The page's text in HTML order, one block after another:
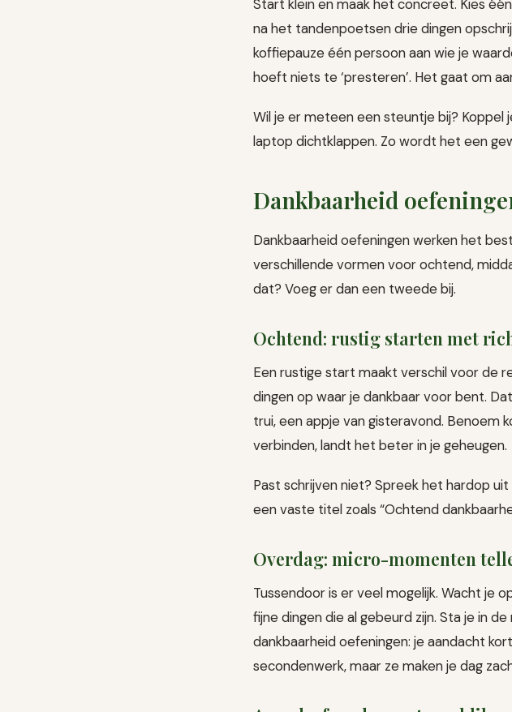
Start klein en maak het concreet. Kies
na het tandenpoetsen drie dingen
koffiepauze één persoon aan wie je
hoeft niets te ‘presteren’. Het gaat om
Wil je er meteen een steuntje bij? Koppel
laptop dichtklappen. Zo wordt het een
Dankbaarheid
Dankbaarheid oefeningen werken het
verschillende vormen voor ochtend,
dat? Voeg er dan een tweede bij.
Ochtend: rustig starten met
Een rustige start maakt verschil voor de
dingen op waar je dankbaar voor bent.
trui, een appje van gisteravond. Benoem
verbinden, landt het beter in je geheugen.
Past schrijven niet? Spreek het hardop
een vaste titel zoals “Ochtend
Overdag: micro-momenten
Tussendoor is er veel mogelijk. Wacht je
fijne dingen die al gebeurd zijn. Sta je in
dankbaarheid oefeningen: je aandacht
secondenwerk, maar ze maken je dag